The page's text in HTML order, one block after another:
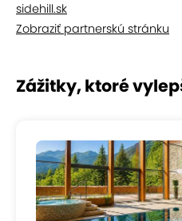
sidehill.sk
Zobraziť partnerskú stránku
Zážitky, ktoré